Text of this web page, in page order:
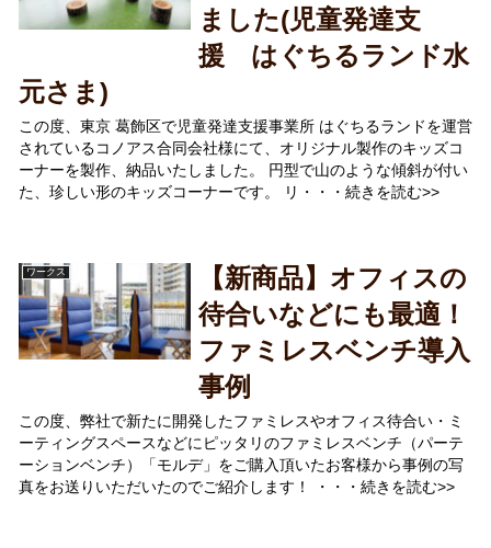
ました(児童発達支
援 はぐちるランド水
元さま)
この度、東京 葛飾区で児童発達支援事業所 はぐちるランドを運営
されているコノアス合同会社様にて、オリジナル製作のキッズコ
ーナーを製作、納品いたしました。 円型で山のような傾斜が付い
た、珍しい形のキッズコーナーです。 リ・・・続きを読む>>
ワークス
【新商品】オフィスの
待合いなどにも最適！
ファミレスベンチ導入
事例
この度、弊社で新たに開発したファミレスやオフィス待合い・ミ
ーティングスペースなどにピッタリのファミレスベンチ（パーテ
ーションベンチ）「モルデ」をご購入頂いたお客様から事例の写
真をお送りいただいたのでご紹介します！ ・・・続きを読む>>